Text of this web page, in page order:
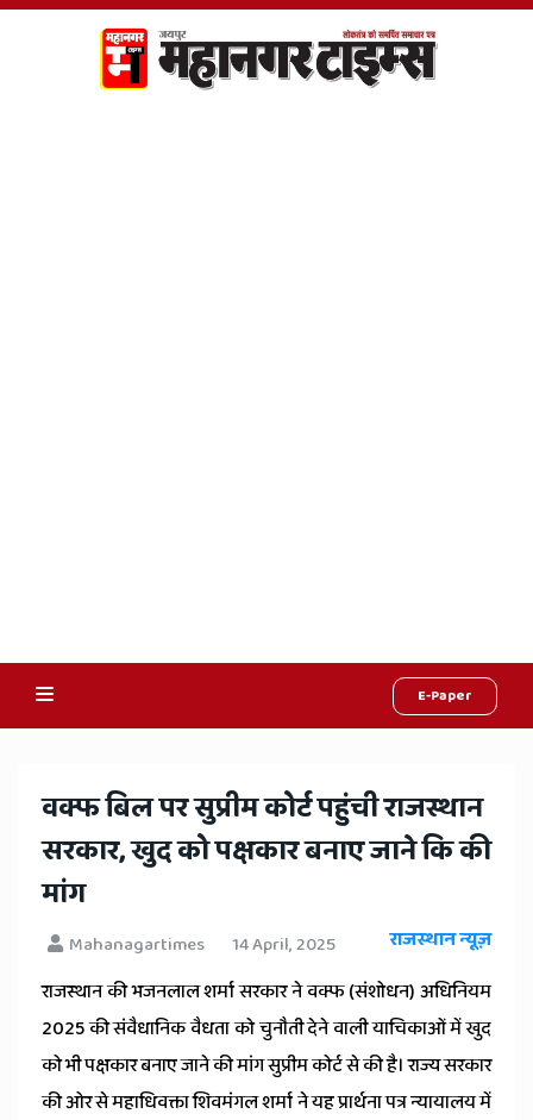
E-Paper
Hindi
News,
Hindi
Samachar,
Jaipur
Rajasthan
News
वक्फ बिल पर सुप्रीम कोर्ट पहुंची राजस्थान
सरकार, खुद को पक्षकार बनाए जाने कि की
मांग
Mahanagartimes 14 April, 2025
राजस्थान न्यूज़
राजस्थान की भजनलाल शर्मा सरकार ने वक्फ (संशोधन) अधिनियम
2025 की संवैधानिक वैधता को चुनौती देने वाली याचिकाओं में खुद
को भी पक्षकार बनाए जाने की मांग सुप्रीम कोर्ट से की है। राज्य सरकार
की ओर से महाधिवक्ता शिवमंगल शर्मा ने यह प्रार्थना पत्र न्यायालय में